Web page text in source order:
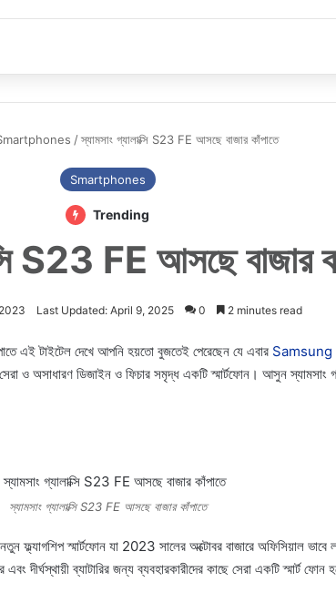
/ স্যামসাং গ্যালাক্সি S23 FE আসছে বাজার কাঁপাতে
Smartphones
Trending
S23 FE আসছে বাজার
Last Updated: April 9, 2025 0 2 minutes read
এই টাইটেল দেখে আপনি হয়তো বুজতেই পেরেছেন যে এবার
সেরা ও অসাধারণ ডিজাইন ও ফিচার সমৃদ্ধ একটি স্মার্টফোন। আসুন স্যামসাং
স্যামসাং গ্যালাক্সি S23 FE আসছে বাজার কাঁপাতে
স্মার্টফোন যা 2023 সালের অক্টোবর বাজারে অফিসিয়াল ভাবে
দীর্ঘস্থায়ী ব্যাটারির জন্য ব্যবহারকারীদের কাছে সেরা একটি স্মার্ট ফোন